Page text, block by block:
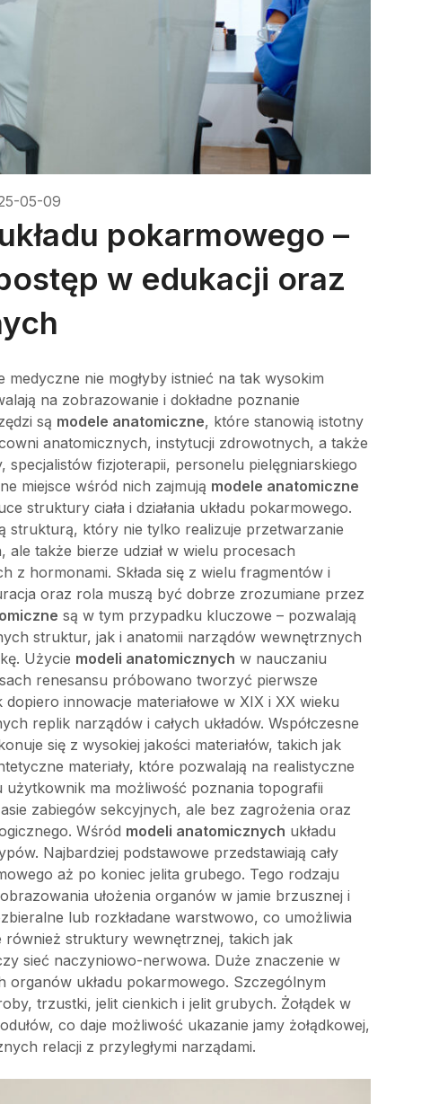
05-09
pokarmowego –
w edukacji oraz
nie mogłyby istnieć na tak wysokim
na zobrazowanie i dokładne poznanie
są modele anatomiczne, które stanowią istotny
anatomicznych, instytucji zdrowotnych, a także
fizjoterapii, personelu pielęgniarskiego
miejsce wśród nich zajmują modele anatomiczne
struktury ciała i działania układu pokarmowego.
strukturą, który nie tylko realizuje przetwarzanie
ale także bierze udział w wielu procesach
z hormonami. Składa się z wielu fragmentów i
oraz rola muszą być dobrze zrozumiane przez
są w tym przypadku kluczowe – pozwalają
struktur, jak i anatomii narządów wewnętrznych
Użycie modeli anatomicznych w nauczaniu
renesansu próbowano tworzyć pierwsze
innowacje materiałowe w XIX i XX wieku
replik narządów i całych układów. Współczesne
się z wysokiej jakości materiałów, takich jak
materiały, które pozwalają na realistyczne
użytkownik ma możliwość poznania topografii
zabiegów sekcyjnych, ale bez zagrożenia oraz
Wśród modeli anatomicznych układu
Najbardziej podstawowe przedstawiają cały
aż po koniec jelita grubego. Tego rodzaju
ułożenia organów w jamie brzusznej i
lub rozkładane warstwowo, co umożliwia
struktury wewnętrznej, takich jak
sieć naczyniowo-nerwowa. Duże znaczenie w
układu pokarmowego. Szczególnym
trzustki, jelit cienkich i jelit grubych. Żołądek w
co daje możliwość ukazanie jamy żołądkowej,
relacji z przyległymi narządami.